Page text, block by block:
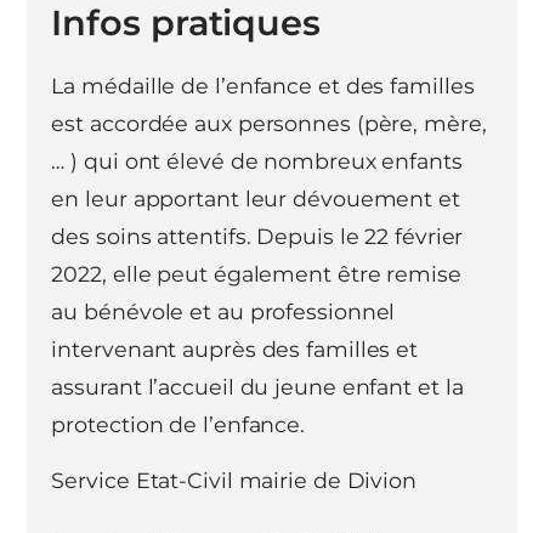
Infos pratiques
La médaille de l’enfance et des familles
est accordée aux personnes (père, mère,
… ) qui ont élevé de nombreux enfants
en leur apportant leur dévouement et
des soins attentifs. Depuis le 22 février
2022, elle peut également être remise
au bénévole et au professionnel
intervenant auprès des familles et
assurant l’accueil du jeune enfant et la
protection de l’enfance.
Service Etat-Civil mairie de Divion